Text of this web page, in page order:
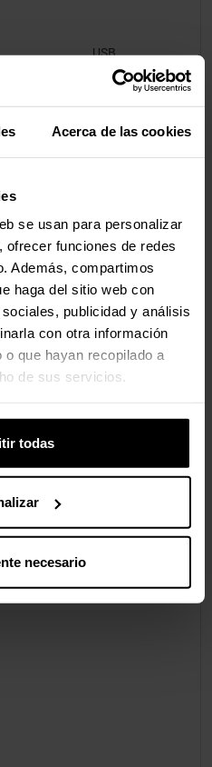
Acerca de las cookies
se usan para personalizar
funciones de redes
Además, compartimos
haga del sitio web con
publicidad y análisis
con otra información
que hayan recopilado a
de sus servicios.
todas
necesario
USB